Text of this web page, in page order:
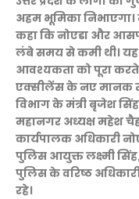
अहम भूमिका
कहा कि नोएडा और
लंबे समय से कमी थी।
आवश्यकता को पूरा
एक्सीलेंस के नए मानक
विभाग के मंत्री बृजेश
महानगर अध्यक्ष महेश
कार्यपालक अधिकारी
पुलिस आयुक्त लक्ष्मी
पुलिस के वरिष्ठ
रहे।